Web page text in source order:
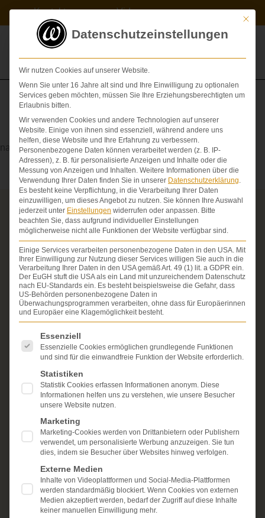
springen
Kontakt Videos
Postoperativ
nach der Operation
Über die Schmerzensgeld-Spezialisten
Seit über 25 Jahren vertreten wir als Fachanwälte
ausschließlich Geschädigte bei schweren
Personenschäden. Wir verfügen über ausgewiesene
Erfahrung im Arzthaftungsrecht, bei Unfallfolgen und
bei der Durchsetzung von Schmerzensgeld- und
Schadensersatzansprüchen.Ihr Recht steht für uns
im Mittelpunkt.
Mehr erfahren:
Unsere Kanzlei
Kostenlose Erstberatung
Mit
Datenschutzeinstellungen
Wir nutzen Cookies auf unserer Website.
Wenn Sie unter 16 Jahre alt sind und Ihre Einwilligung zu optionalen
Services geben möchten, müssen Sie Ihre Erziehungsberechtigten um
Erlaubnis bitten.
Wir verwenden Cookies und andere Technologien auf unserer
Website. Einige von ihnen sind essenziell, während andere uns
helfen, diese Website und Ihre Erfahrung zu verbessern.
Personenbezogene Daten können verarbeitet werden (z. B. IP-
Adressen), z. B. für personalisierte Anzeigen und Inhalte oder die
Messung von Anzeigen und Inhalten. Weitere Informationen über die
Verwendung Ihrer Daten finden Sie in unserer Datenschutzerklärung.
Es besteht keine Verpflichtung, in die Verarbeitung Ihrer Daten
einzuwilligen, um dieses Angebot zu nutzen. Sie können Ihre Auswahl
jederzeit unter Einstellungen widerrufen oder anpassen. Bitte
beachten Sie, dass aufgrund individueller Einstellungen
möglicherweise nicht alle Funktionen der Website verfügbar sind.
Einige Services verarbeiten personenbezogene Daten in den USA. Mit
Ihrer Einwilligung zur Nutzung dieser Services willigen Sie auch in die
Verarbeitung Ihrer Daten in den USA gemäß Art. 49 (1) lit. a GDPR ein.
Der EuGH stuft die USA als ein Land mit unzureichendem Datenschutz
nach EU-Standards ein. Es besteht beispielsweise die Gefahr, dass
US-Behörden personenbezogene Daten in
Überwachungsprogrammen verarbeiten, ohne dass für Europäerinnen
und Europäer eine Klagemöglichkeit besteht.
Es folgt eine Liste der Service-Gruppen, für die eine
Essenziell
Essenzielle Cookies ermöglichen grundlegende Funktionen
und sind für die einwandfreie Funktion der Website erforderlich.
Statistiken
Statistik Cookies erfassen Informationen anonym. Diese
Informationen helfen uns zu verstehen, wie unsere Besucher
unsere Website nutzen.
Marketing
Marketing-Cookies werden von Drittanbietern oder Publishern
verwendet, um personalisierte Werbung anzuzeigen. Sie tun
dies, indem sie Besucher über Websites hinweg verfolgen.
Externe Medien
Inhalte von Videoplattformen und Social-Media-Plattformen
werden standardmäßig blockiert. Wenn Cookies von externen
Medien akzeptiert werden, bedarf der Zugriff auf diese Inhalte
keiner manuellen Einwilligung mehr.